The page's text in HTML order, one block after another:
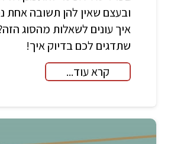
ובעצם שאין להן תשובה אחת
איך עונים לשאלות מהסוג
שתדגים לכם בדיוק איך!
קרא עוד...